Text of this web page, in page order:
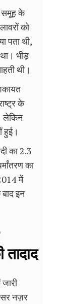
समूह के
को
पता थी,
। भीड़
थी।
के
लेकिन
हुई।
का 2.3
का
में
इन
तादाद
नज़र